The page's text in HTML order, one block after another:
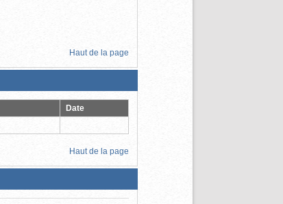
Haut de la page
Date
Haut de la page